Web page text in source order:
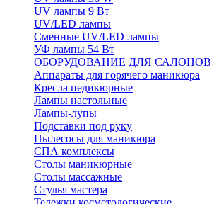
UV лампы 9 Вт
UV/LED лампы
Сменные UV/LED лампы
УФ лампы 54 Вт
ОБОРУДОВАНИЕ ДЛЯ САЛОНОВ
Аппараты для горячего маникюра
Кресла педикюрные
Лампы настольные
Лампы-лупы
Подставки под руку
Пылесосы для маникюра
СПА комплексы
Столы маникюрные
Столы массажные
Стулья мастера